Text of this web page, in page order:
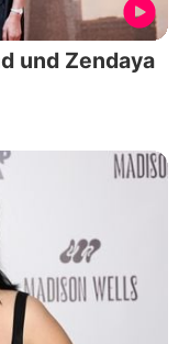
und Zendaya